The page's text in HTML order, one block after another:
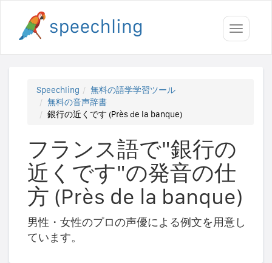
Toggle
Speechling
無料の語学学習ツール
無料の音声辞書
銀行の近くです (Près de la banque)
フランス語で"銀行の
近くです"の発音の仕
方 (Près de la banque)
男性・女性のプロの声優による例文を用意し
ています。